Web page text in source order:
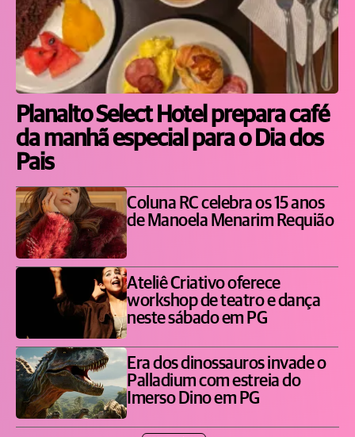
Planalto Select Hotel prepara café
da manhã especial para o Dia dos
Pais
Coluna RC celebra os 15 anos
de Manoela Menarim Requião
Ateliê Criativo oferece
workshop de teatro e dança
neste sábado em PG
Era dos dinossauros invade o
Palladium com estreia do
Imerso Dino em PG